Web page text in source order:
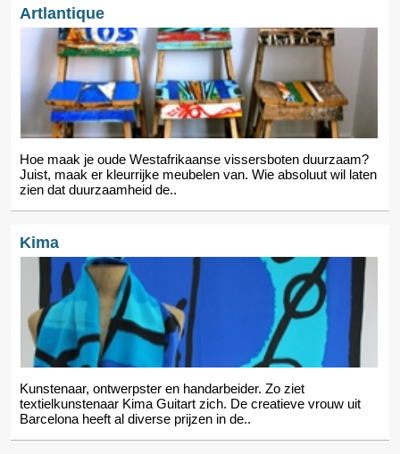
Artlantique
Hoe maak je oude Westafrikaanse vissersboten duurzaam?
Juist, maak er kleurrijke meubelen van. Wie absoluut wil laten
zien dat duurzaamheid de..
Kima
Kunstenaar, ontwerpster en handarbeider. Zo ziet
textielkunstenaar Kima Guitart zich. De creatieve vrouw uit
Barcelona heeft al diverse prijzen in de..